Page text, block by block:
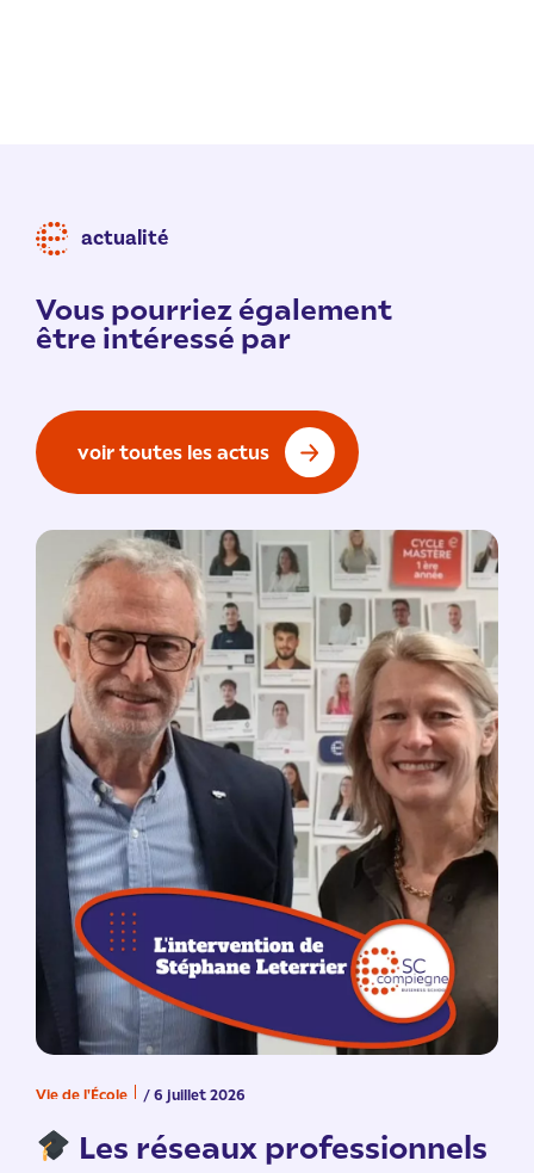
actualité
Vous pourriez également
être intéressé par
voir toutes les actus
Vie de l'École / 6 juillet 2026
Les réseaux professionnels